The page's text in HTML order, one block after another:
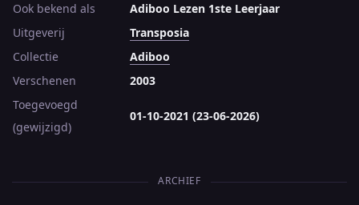
Ook bekend als
Adiboo Lezen 1ste Leerjaar
Uitgeverij
Transposia
Collectie
Adiboo
Verschenen
2003
Toegevoegd
(gewijzigd)
01-10-2021 (23-06-2026)
ARCHIEF